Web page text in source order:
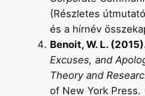
(Részletes
és a hírnév
Benoit, W. L.
Excuses, and
Theory and
of New York Press.